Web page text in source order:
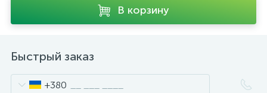
В корзину
Быстрый заказ
+380